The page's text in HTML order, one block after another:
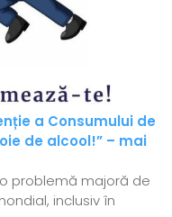
a Consumului de
de alcool!” – mai
problemă majoră de
inclusiv în